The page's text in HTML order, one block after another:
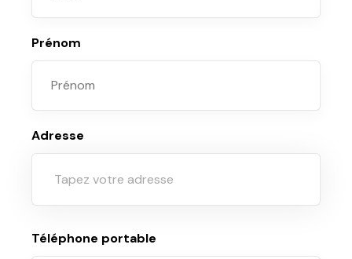
Prénom
Adresse
Téléphone portable